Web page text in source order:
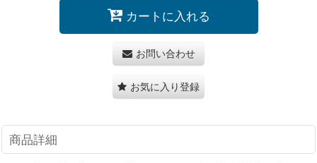
カートに入れる
お問い合わせ
お気に入り登録
商品詳細